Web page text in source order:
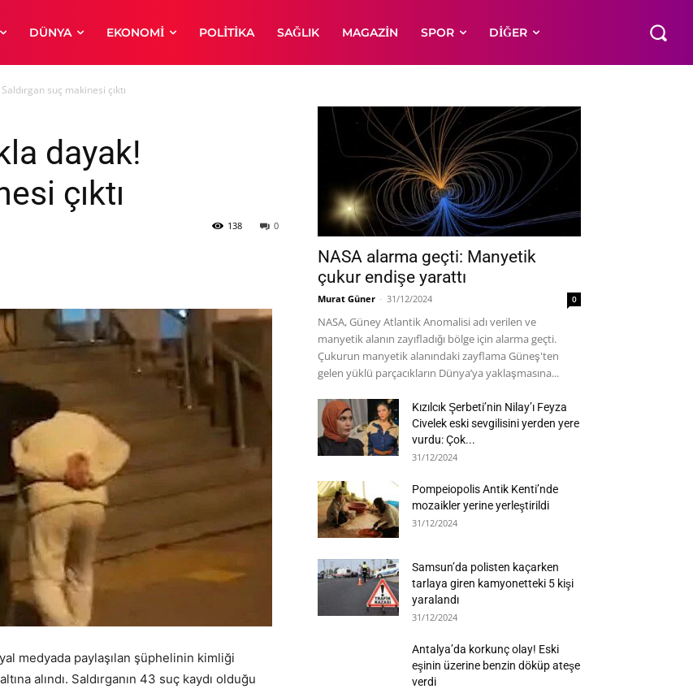
DÜNYA EKONOMI POLITIKA SAĞLIK MAGAZIN SPOR DIĞER
suç makinesi çıktı
dayak!
çıktı
0
138
medyada paylaşılan şüphelinin kimliği
alındı. Saldırganın 43 suç kaydı olduğu
NASA alarma geçti: Manyetik
çukur endişe yarattı
Murat Güner - 31/12/2024 0
NASA, Güney Atlantik Anomalisi adı verilen ve
manyetik alanın zayıfladığı bölge için alarma geçti.
Çukurun manyetik alanındaki zayflama Güneş'ten
gelen yüklü parçacıkların Dünya’ya yaklaşmasına...
Kızılcık Şerbeti’nin Nilay’ı Feyza
Civelek eski sevgilisini yerden yere
vurdu: Çok...
31/12/2024
Pompeiopolis Antik Kenti’nde
mozaikler yerine yerleştirildi
31/12/2024
Samsun’da polisten kaçarken
tarlaya giren kamyonetteki 5 kişi
yaralandı
31/12/2024
Antalya’da korkunç olay! Eski
eşinin üzerine benzin döküp ateşe
verdi